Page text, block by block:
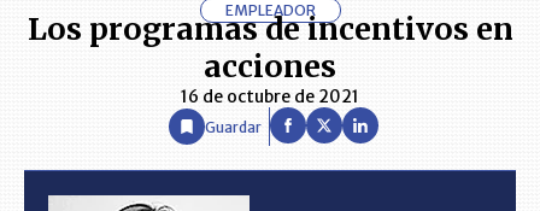
EMPLEADOR
Los programas de incentivos en
acciones
16 de octubre de 2021
Guardar